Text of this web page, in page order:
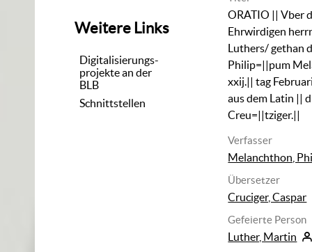
Weitere Links
Digitalisierungs-
projekte an der
BLB
Schnittstellen
ORATIO || Vber
Ehrwirdigen
Luthers/ gethan
Philip=||pum
xxij.|| tag
aus dem Latin ||
Creu=||tziger.||
Verfasser
Melanchthon,
Übersetzer
Cruciger, Caspar
Gefeierte Person
Luther, Martin